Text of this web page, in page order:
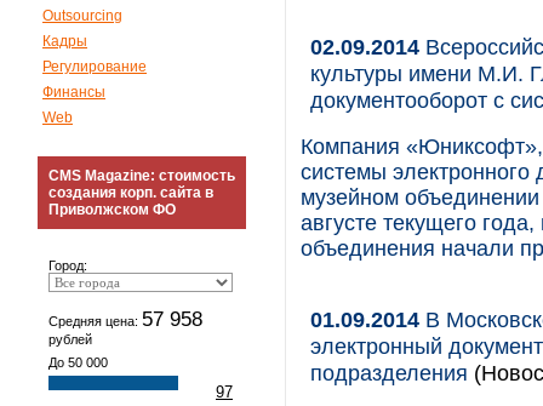
Outsourcing
Кадры
Регулирование
Финансы
Web
CMS Magazine: стоимость
создания корп. сайта в
Приволжском ФО
Город:
Средняя цена: 57 958
рублей
До 50 000
97
02.09.2014
культуры имени М.И.
документооборот с
Компания
системы
музейном
августе текущего
объединения начали
01.09.2014 В
электронный
подразделения